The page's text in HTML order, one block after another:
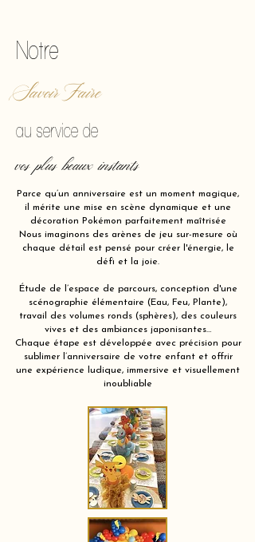
Notre
Savoir Faire
au service de
vos plus beaux instants
Parce qu’un anniversaire est un moment magique,
il mérite une mise en scène dynamique et une
décoration Pokémon parfaitement maîtrisée
Nous imaginons des arènes de jeu sur-mesure où
chaque détail est pensé pour créer l'énergie, le
défi et la joie.
Étude de l’espace de parcours, conception d'une
scénographie élémentaire (Eau, Feu, Plante),
travail des volumes ronds (sphères), des couleurs
vives et des ambiances japonisantes…
Chaque étape est développée avec précision pour
sublimer l’anniversaire de votre enfant et offrir
une expérience ludique, immersive et visuellement
inoubliable